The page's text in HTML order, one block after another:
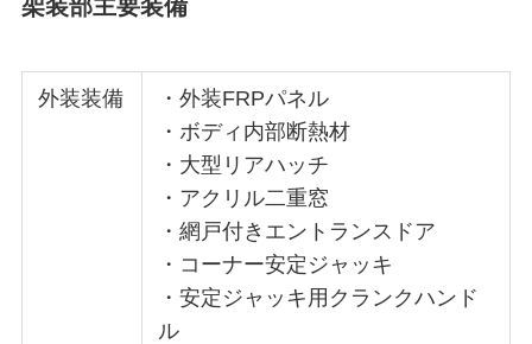
架装部主要装備
外装装備
・外装FRPパネル
・ボディ内部断熱材
・大型リアハッチ
・アクリル二重窓
・網戸付きエントランスドア
・コーナー安定ジャッキ
・安定ジャッキ用クランクハンド
ル